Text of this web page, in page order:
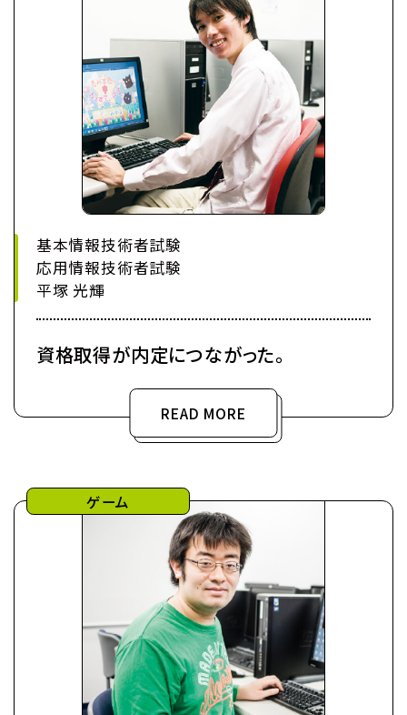
基本情報技術者試験
応用情報技術者試験
平塚 光輝
資格取得が内定につながった。
READ MORE
ゲーム